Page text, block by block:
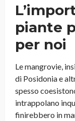
piante
per noi
Le mangrovie,
di Posidonia e
spesso
intrappolano
finirebbero in